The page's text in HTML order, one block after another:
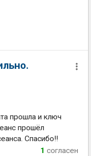
прошла и ключ
прошёл
Спасибо!!
1 согласен